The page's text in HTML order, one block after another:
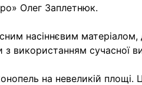
Олег Заплетнюк.
насіннєвим
використанням сучасної
на невеликій